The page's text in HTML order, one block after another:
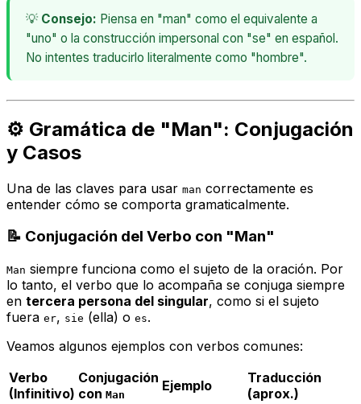
💡 Consejo: Piensa en "man" como el equivalente a
"uno" o la construcción impersonal con "se" en español.
No intentes traducirlo literalmente como "hombre".
⚙️ Gramática de "Man": Conjugación
y Casos
Una de las claves para usar man correctamente es
entender cómo se comporta gramaticalmente.
📝 Conjugación del Verbo con "Man"
Man siempre funciona como el sujeto de la oración. Por
lo tanto, el verbo que lo acompaña se conjuga siempre
en tercera persona del singular, como si el sujeto
fuera er, sie (ella) o es.
Veamos algunos ejemplos con verbos comunes:
Verbo
(Infinitivo)
Conjugación
con Man
Ejemplo
Traducción
(aprox.)